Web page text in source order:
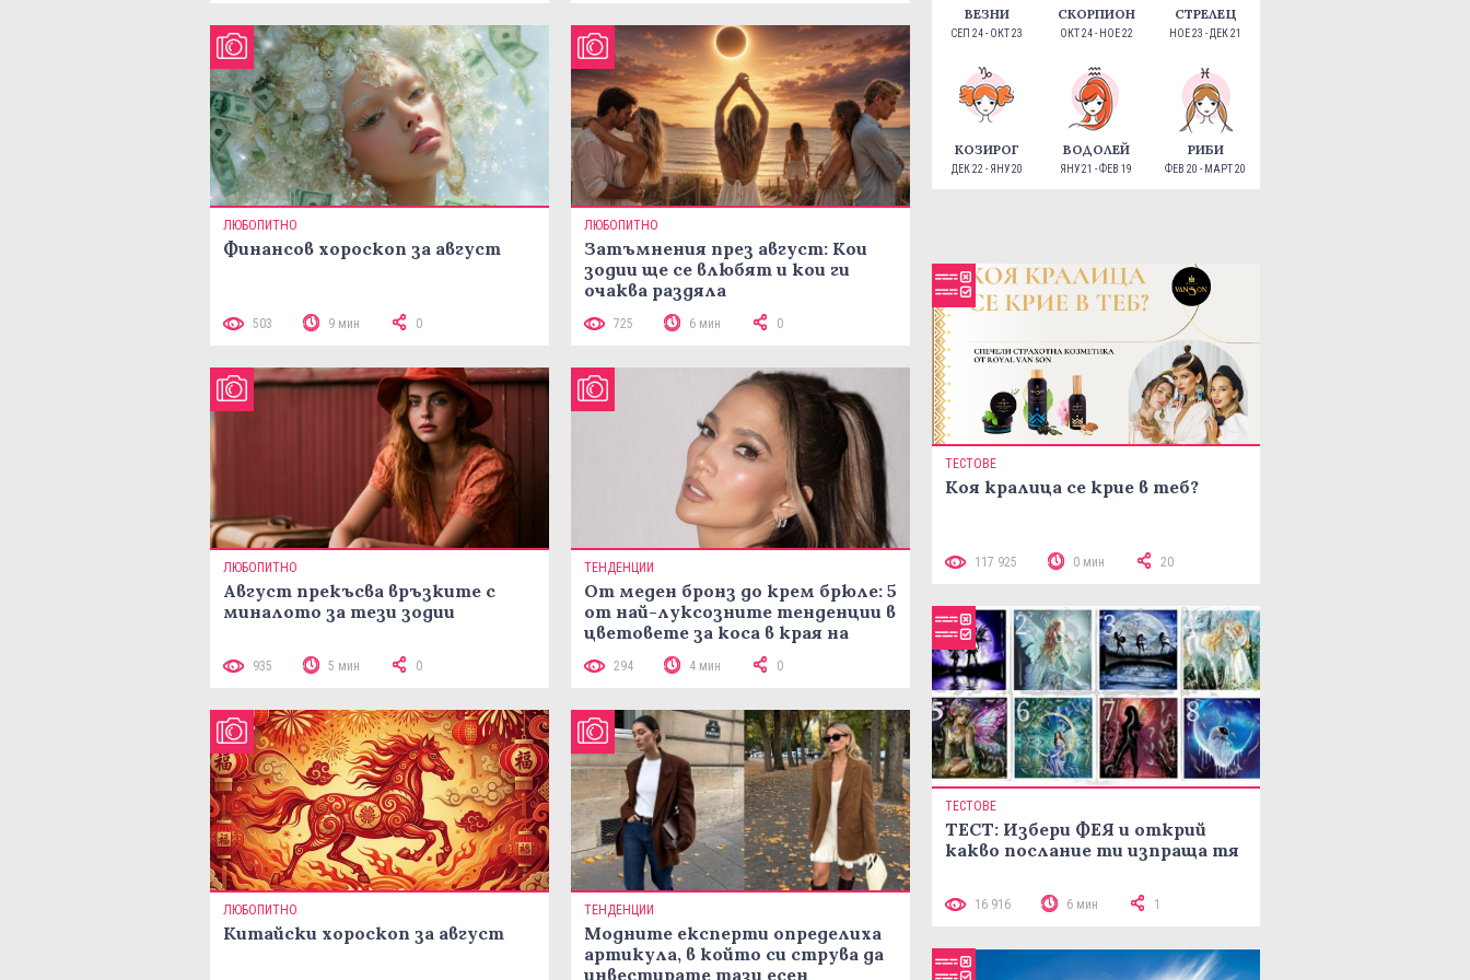
ЛЮБОПИТНО
Финансов хороскоп за август
503 9 мин 0
ЛЮБОПИТНО
Затъмнения през август: Кои
зодии ще се влюбят и кои ги
очаква раздяла
725 6 мин 0
ЛЮБОПИТНО
Август прекъсва връзките с
миналото за тези зодии
935 5 мин 0
ТЕНДЕНЦИИ
От меден бронз до крем брюле: 5
от най-луксозните тенденции в
цветовете за коса в края на
294 4 мин 0
ЛЮБОПИТНО
Китайски хороскоп за август
ТЕНДЕНЦИИ
Модните експерти определиха
артикула, в който си струва да
инвестирате тази есен
ВЕЗНИ
СЕП 24 - ОКТ 23
СКОРПИОН
ОКТ 24 - НОЕ 22
СТРЕЛЕЦ
НОЕ 23 - ДЕК 21
КОЗИРОГ
ДЕК 22 - ЯНУ 20
ВОДОЛЕЙ
ЯНУ 21 - ФЕВ 19
РИБИ
ФЕВ 20 - МАРТ 20
ТЕСТОВЕ
Коя кралица се крие в теб?
117 925 0 мин 20
ТЕСТОВЕ
ТЕСТ: Избери ФЕЯ и открий
какво послание ти изпраща тя
16 916 6 мин 1